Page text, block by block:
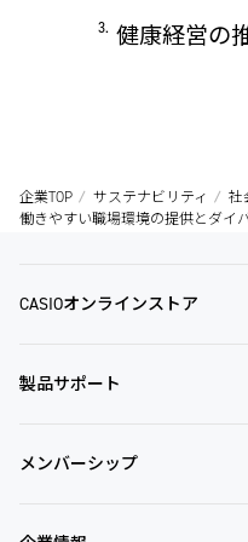
健康経営の
企業TOP サステナビリティ 社
働きやすい職場環境の提供とダイ
CASIOオンラインストア
製品サポート
メンバーシップ